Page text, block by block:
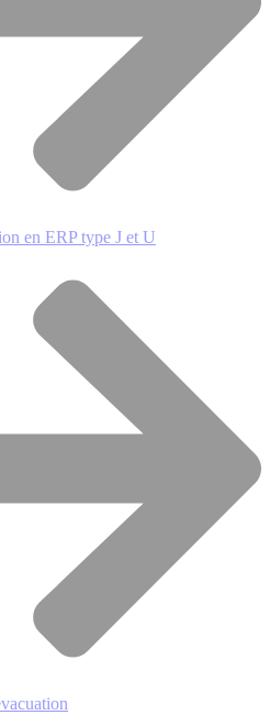
en ERP type J et U